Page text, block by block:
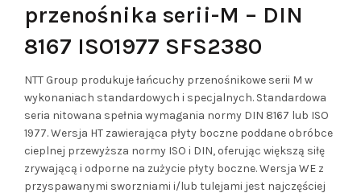
przenośnika serii-M – DIN
8167 ISO1977 SFS2380
NTT Group produkuje łańcuchy przenośnikowe serii M w
wykonaniach standardowych i specjalnych. Standardowa
seria nitowana spełnia wymagania normy DIN 8167 lub ISO
1977. Wersja HT zawierająca płyty boczne poddane obróbce
cieplnej przewyższa normy ISO i DIN, oferując większą siłę
zrywającą i odporne na zużycie płyty boczne. Wersja WE z
przyspawanymi sworzniami i/lub tulejami jest najczęściej